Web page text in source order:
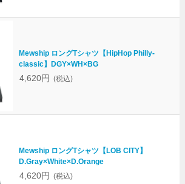
Mewship ロングTシャツ【HipHop Philly-
classic】DGY×WH×BG
4,620円 (税込)
Mewship ロングTシャツ【LOB CITY】
D.Gray×White×D.Orange
4,620円 (税込)